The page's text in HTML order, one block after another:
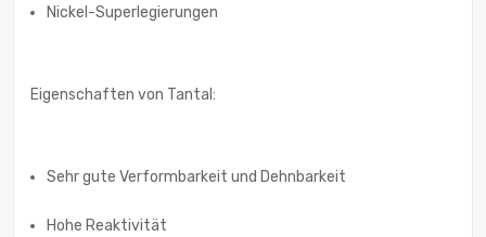
Nickel-Superlegierungen
Eigenschaften von Tantal:
Sehr gute Verformbarkeit und Dehnbarkeit
Hohe Reaktivität